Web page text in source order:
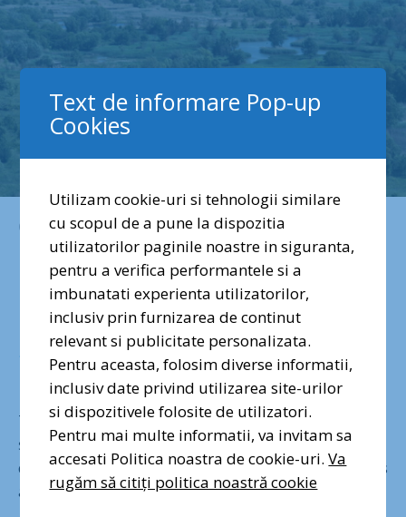
iunie 17, 2020
Cum văd vizitatorii
Parcul Natural
Văcărești?
Timp de 7 săptămâni, pe parcursul lunilor martie
și aprilie, o echipă interdisciplinară de 5 studenți
de la Institutul Politehnic Worcester, Massachusetts
a derulat un studiu dedicat[…]
Text de informare Pop-up
Cookies
Utilizam cookie-uri si tehnologii similare
cu scopul de a pune la dispozitia
utilizatorilor paginile noastre in siguranta,
pentru a verifica performantele si a
imbunatati experienta utilizatorilor,
inclusiv prin furnizarea de continut
relevant si publicitate personalizata.
Pentru aceasta, folosim diverse informatii,
inclusiv date privind utilizarea site-urilor
si dispozitivele folosite de utilizatori.
Pentru mai multe informatii, va invitam sa
accesati Politica noastra de cookie-uri.Va
rugăm să citiți politica noastră cookie